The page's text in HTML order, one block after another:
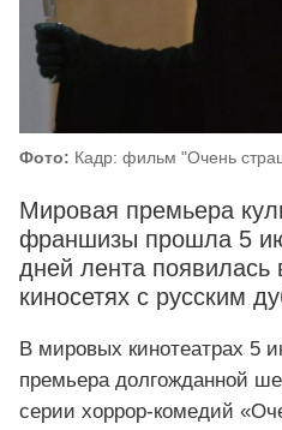
Фото: Кадр: фильм "Очень
Мировая премьера
франшизы прошла 5
дней лента появилась
киносетях с русским
В мировых кинотеатрах 5
премьера долгожданной
серии хоррор‑комедий